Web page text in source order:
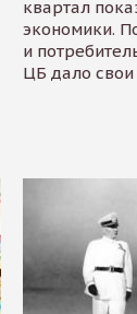
квартал
экономики.
и
ЦБ дало свои